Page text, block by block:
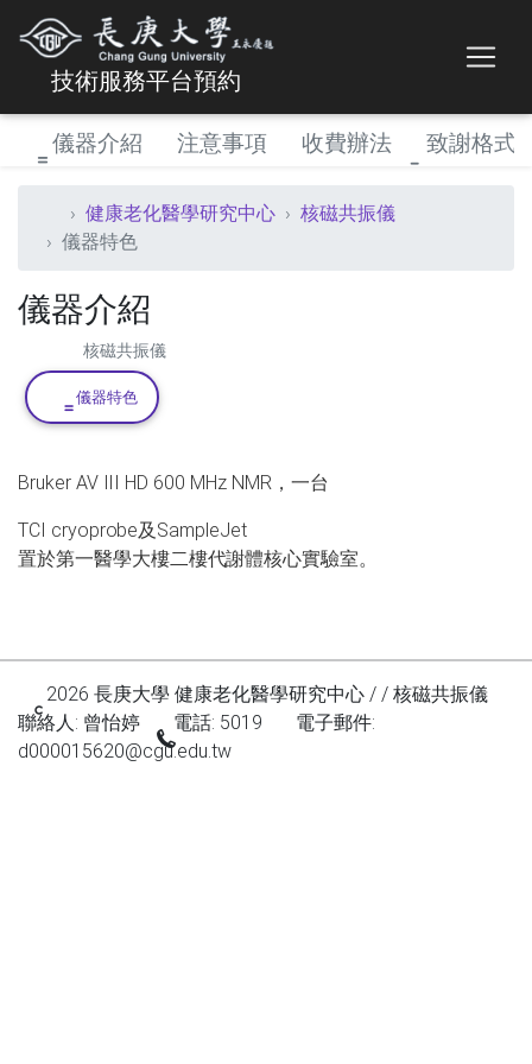
技術服務平台預約
儀器介紹 注意事項 收費辦法 致謝格式
健康老化醫學研究中心
核磁共振儀
儀器特色
儀器介紹
核磁共振儀
儀器特色
Bruker AV III HD 600 MHz NMR，一台
TCI cryoprobe及SampleJet
置於第一醫學大樓二樓代謝體核心實驗室。
2026 長庚大學 健康老化醫學研究中心 / / 核磁共振儀
聯絡人: 曾怡婷
電話: 5019
電子郵件:
d000015620@cgu.edu.tw